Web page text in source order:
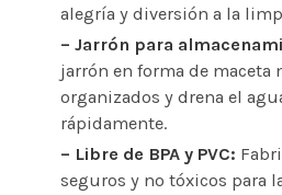
alegría y diversión a la
– Jarrón para
jarrón en forma de maceta
organizados y drena el
rápidamente.
– Libre de BPA y PVC:
seguros y no tóxicos para